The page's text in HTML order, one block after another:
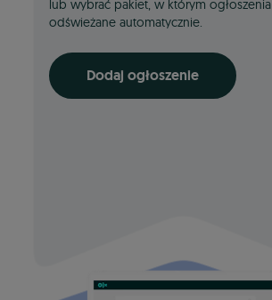
lub wybrać pakiet, w którym ogłoszenia
odświeżane automatycznie.
Dodaj ogłoszenie